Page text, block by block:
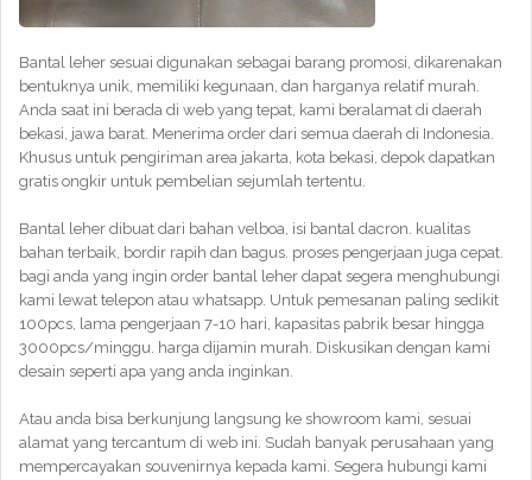
Bantal leher sesuai digunakan sebagai barang promosi, dikarenakan
bentuknya unik, memiliki kegunaan, dan harganya relatif murah.
Anda saat ini berada di web yang tepat, kami beralamat di daerah
bekasi, jawa barat. Menerima order dari semua daerah di Indonesia.
Khusus untuk pengiriman area jakarta, kota bekasi, depok dapatkan
gratis ongkir untuk pembelian sejumlah tertentu.
Bantal leher dibuat dari bahan velboa, isi bantal dacron. kualitas
bahan terbaik, bordir rapih dan bagus. proses pengerjaan juga cepat.
bagi anda yang ingin order bantal leher dapat segera menghubungi
kami lewat telepon atau whatsapp. Untuk pemesanan paling sedikit
100pcs, lama pengerjaan 7-10 hari, kapasitas pabrik besar hingga
3000pcs/minggu. harga dijamin murah. Diskusikan dengan kami
desain seperti apa yang anda inginkan.
Atau anda bisa berkunjung langsung ke showroom kami, sesuai
alamat yang tercantum di web ini. Sudah banyak perusahaan yang
mempercayakan souvenirnya kepada kami. Segera hubungi kami